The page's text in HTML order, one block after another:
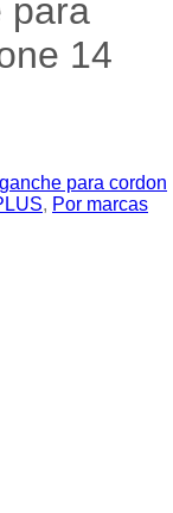
para
14
para cordon
, Por marcas